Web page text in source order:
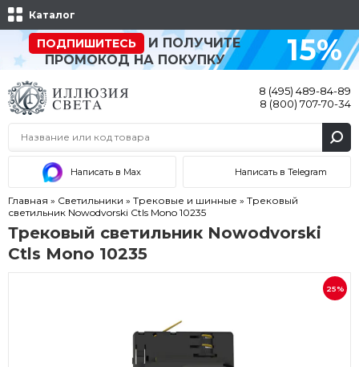
Каталог
ПОДПИШИТЕСЬ
И ПОЛУЧИТЕ
ПРОМОКОД НА ПОКУПКУ
15%
8 (495) 489-84-89
8 (800) 707-70-34
Написать в Max Написать в Telegram
Главная » Светильники » Трековые и шинные » Трековый
светильник Nowodvorski Ctls Mono 10235
Трековый светильник Nowodvorski
Ctls Mono 10235
25%